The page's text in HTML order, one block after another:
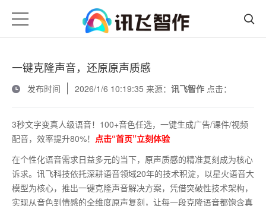
一键克隆声音，还原原声质感
发布时间
2026/1/6 10:19:35 来源： 讯飞智作 点击：
3秒文字变真人级语音！100+音色任选，一键生成广告/课件/视频
配音，效率提升80%！ 点击“首页”立刻体验
在个性化语音需求日益多元的当下，原声质感的精准复刻成为核心
诉求。讯飞科技依托深耕语音领域20年的技术积淀，以星火语音大
模型为核心，推出一键克隆声音解决方案，凭借突破性技术架构，
实现从音色到情感的全维度原声复刻，让每一段克隆语音都饱含真